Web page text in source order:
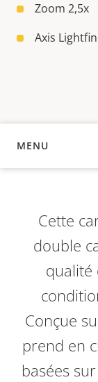
Zoom 2,5x
Axis
MENU
APERÇU
Cette
double
qualité
Conçue
prend en
basées